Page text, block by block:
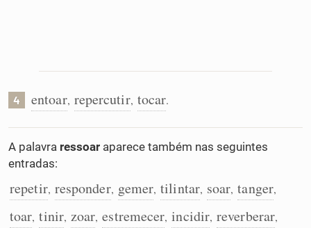
4 entoar, repercutir, tocar.
A palavra ressoar aparece também nas seguintes
entradas:
repetir, responder, gemer, tilintar, soar, tanger,
toar, tinir, zoar, estremecer, incidir, reverberar,